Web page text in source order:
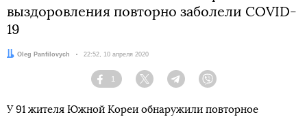
выздоровления повторно заболели COVID-
19
Автор:
Oleg Panfilovych Дата:
22:52, 10 апреля 2020
Facebook
1
Twitter TelegramViber
У 91 жителя Южной Кореи обнаружили повторное